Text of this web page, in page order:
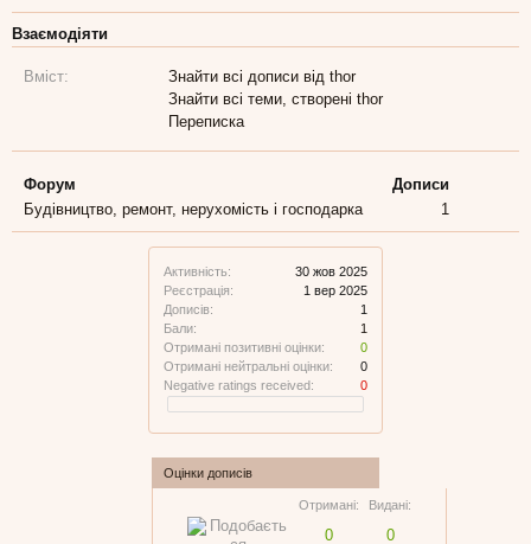
Активність:
30 жов 2025
Реєстрація:
1 вер 2025
Дописів:
1
Бали:
1
Отримані позитивні оцінки:
0
Отримані нейтральні оцінки:
0
Negative ratings received:
0
Оцінки дописів
Отримані: Видані:
0 0
Взаємодіяти
Вміст:
Знайти всі дописи від thor
Знайти всі теми, створені thor
Переписка
Форум
Дописи
Будівництво, ремонт, нерухомість і господарка
1